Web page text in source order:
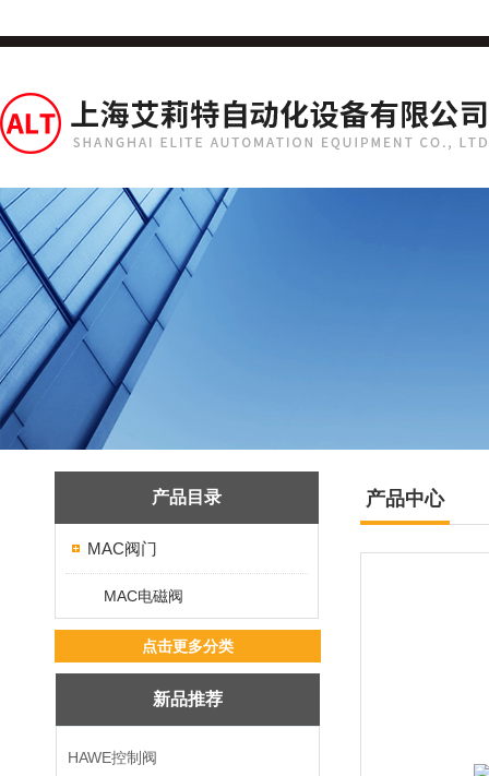
产品目录
MAC阀门
MAC电磁阀
点击更多分类
新品推荐
HAWE控制阀
产品中心